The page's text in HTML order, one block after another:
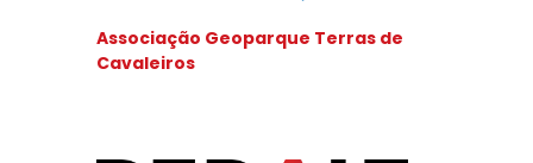
Associação Geoparque Terras de
Cavaleiros